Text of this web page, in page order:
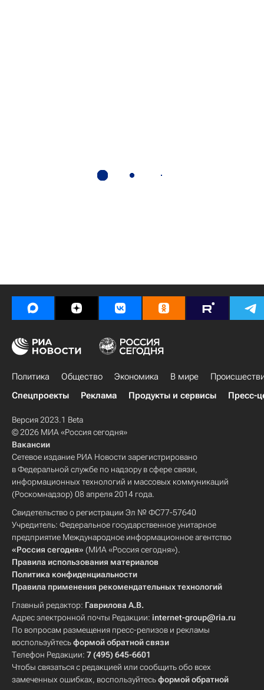
Политика Общество Экономика В мире
Спецпроекты
Реклама Продукты и сервисы Пресс-
Версия 2023.1 Beta
© 2026 МИА «Россия сегодня»
Вакансии
Сетевое издание РИА Новости зарегистрировано
в Федеральной службе по надзору в сфере связи,
информационных технологий и массовых коммуникаций
(Роскомнадзор) 08 апреля 2014 года.
Свидетельство о регистрации Эл № ФС77-57640
Учредитель: Федеральное государственное унитарное
предприятие Международное информационное агентство
«Россия сегодня» (МИА «Россия сегодня»).
Правила использования материалов
Политика конфиденциальности
Правила применения рекомендательных технологий
Главный редактор: Гаврилова А.В.
Адрес электронной почты Редакции: internet-group@ria.ru
По вопросам размещения пресс-релизов и рекламы
воспользуйтесьформой обратной связи
Телефон Редакции: 7 (495) 645-6601
Чтобы связаться с редакцией или сообщить обо всех
замеченных ошибках, воспользуйтесьформой обратной